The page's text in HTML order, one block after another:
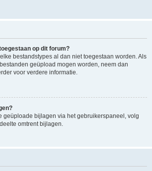
op dit forum?
bestandstypes al dan niet toegestaan worden. Als
geüpload mogen worden, neem dan
voor verdere informatie.
geüploade bijlagen via het gebruikerspaneel, volg
omtrent bijlagen.